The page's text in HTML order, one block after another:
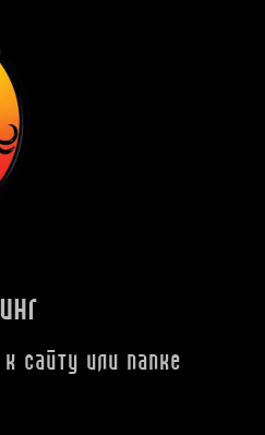
сайту или папке